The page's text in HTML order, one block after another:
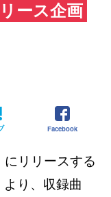
ース企画
Facebook
リリースする
り、収録曲